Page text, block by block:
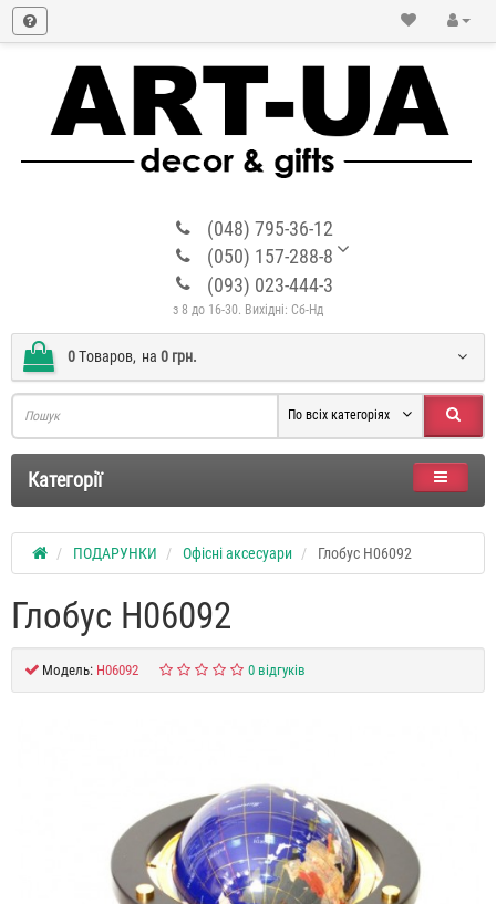
(048) 795-36-12
(050) 157-288-8
(093) 023-444-3
з 8 до 16-30. Вихідні: Сб-Нд
0Tоваров, на 0 грн.
По всіх категоріях
Категорії
ПОДАРУНКИ Офісні аксесуари Глобус H06092
Глобус H06092
Модель: H06092 0 відгуків